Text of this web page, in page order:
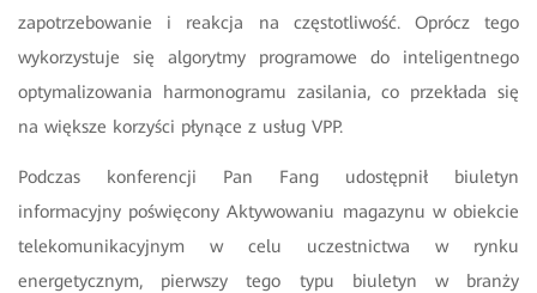
zapotrzebowanie i reakcja na częstotliwość. Oprócz tego
wykorzystuje się algorytmy programowe do inteligentnego
optymalizowania harmonogramu zasilania, co przekłada się
na większe korzyści płynące z usług VPP.
Podczas konferencji Pan Fang udostępnił biuletyn
informacyjny poświęcony Aktywowaniu magazynu w obiekcie
telekomunikacyjnym w celu uczestnictwa w rynku
energetycznym, pierwszy tego typu biuletyn w branży